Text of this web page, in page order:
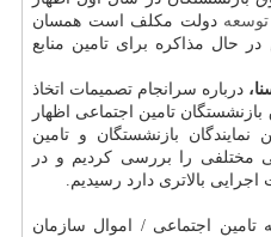
توسعه دولت مكلف است همسان
حال مذاكره برای تامین منابع
درباره سرانجام تصمیمات اتخاذ
تامین اجتماعی اظهار
بازنشستگان و تامین
مختلفی را بررسی كردیم و در
اجرایی بالاتری دارد رسیدیم.
اجتماعی / اموال سازمان